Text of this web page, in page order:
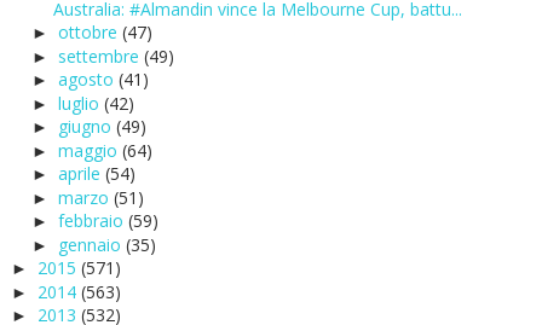
Australia: #Almandin vince la Melbourne Cup, battu...
► ottobre (47)
► settembre (49)
► agosto (41)
► luglio (42)
► giugno (49)
► maggio (64)
► aprile (54)
► marzo (51)
► febbraio (59)
► gennaio (35)
► 2015 (571)
► 2014 (563)
► 2013 (532)